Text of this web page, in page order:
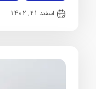
اسفند 21, 1402